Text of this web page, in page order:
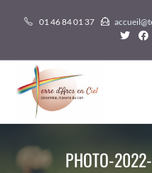
01 46 84 01 37
PHOTO-